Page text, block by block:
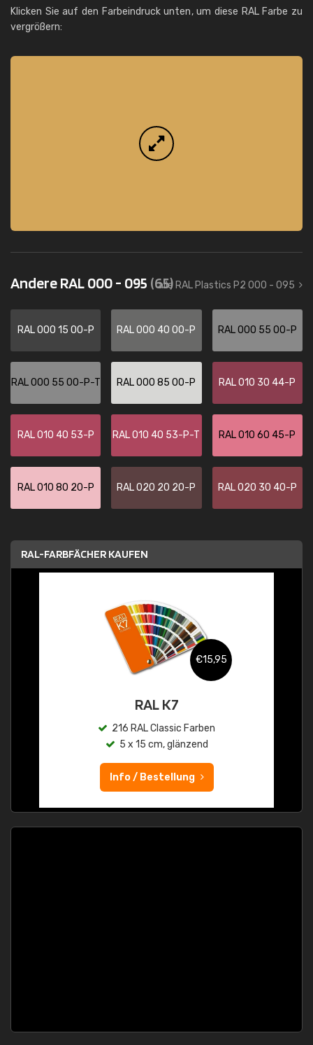
Klicken Sie auf den Farbeindruck unten, um diese RAL Farbe zu
vergrößern:
Andere RAL 000 - 095 (65)
alle RAL Plastics P2 000 - 095
RAL 000 15 00-P RAL 000 40 00-P RAL 000 55 00-P
RAL 000 55 00-P-T RAL 000 85 00-P RAL 010 30 44-P
RAL 010 40 53-P RAL 010 40 53-P-T RAL 010 60 45-P
RAL 010 80 20-P RAL 020 20 20-P RAL 020 30 40-P
RAL-FARBFÄCHER KAUFEN
€15,95
RAL K7
216 RAL Classic Farben
5 x 15 cm, glänzend
Info / Bestellung